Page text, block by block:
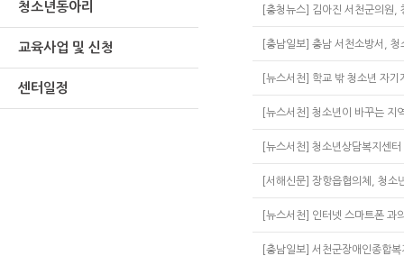
청소년동아리
교육사업 및 신청
센터일정
[충청뉴스] 김아진 서천군의원
[충남일보] 충남 서천소방서,
[뉴스서천] 학교 밖 청소년 자
[뉴스서천] 청소년이 바꾸는
[뉴스서천] 청소년상담복지센
[서해신문] 장항읍협의체, 청소
[뉴스서천] 인터넷 스마트폰 과
[충남일보] 서천군장애인종합